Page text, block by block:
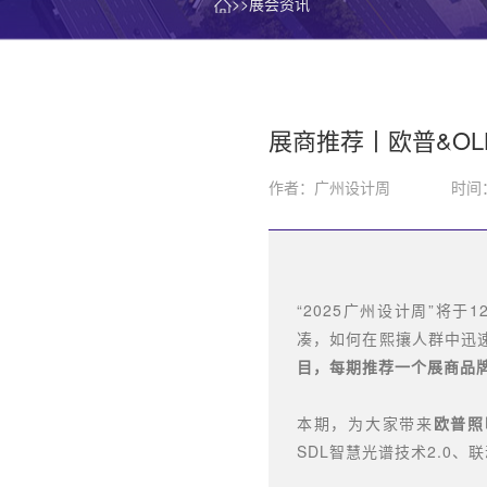
展商推荐丨欧普
作者：广州设计周 时
“2025广州设计周”将于
凑，如何在熙攘人群中迅
目，每期推荐一个展商品
本期，为大家带来欧普
SDL智慧光谱技术2.0、